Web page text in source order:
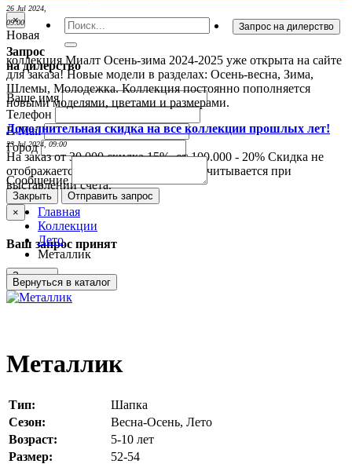
×
Запрос
на дилерство
Ваше имя
Телефон
E-Mail
Город
Сообщение
Закрыть
Отправить запрос
×
Ваш запрос принят
Закрыть
26 Jul 2024,
09:00
Новая
коллекция Миалт Осень-зима 2024-2025 уже открыта на сайте
для заказа! Новые модели в разделах: Осень-весна, Зима,
Шлемы, Молодежка. Коллекция постоянно пополняется
новыми моделями, цветами и размерами.
Дополнительная скидка на все коллекции прошлых лет!
23 Jul 2024, 09:00
На заказ от 30.000 скидка 15%, от 100.000 - 20% Скидка не
отображается в ценах на сайте и рассчитывается при
выставлении счета.
Главная
Коллекции
Лето
Металлик
Металлик
Тип:
Шапка
Сезон:
Весна-Осень, Лето
Возраст:
5-10 лет
Размер:
52-54